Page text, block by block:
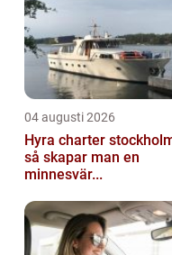
04 augusti 2026
Hyra charter
så skapar man en
minnesvär...